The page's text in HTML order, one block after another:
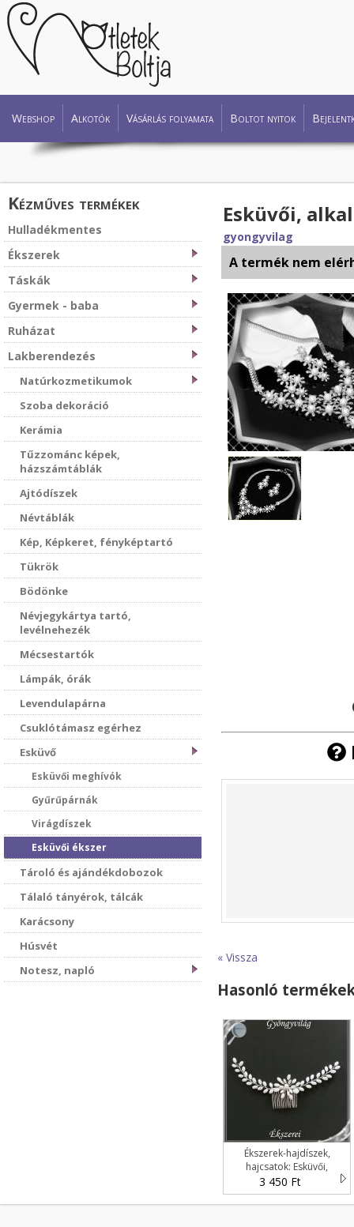
Webshop Alkotók Vásárlás folyamata Boltot nyitok
Kézműves termékek
Hulladékmentes
Ékszerek
Táskák
Gyermek - baba
Ruházat
Lakberendezés
Natúrkozmetikumok
Szoba dekoráció
Kerámia
Tűzzománc képek,
házszámtáblák
Ajtódíszek
Névtáblák
Kép, Képkeret, fényképtartó
Tükrök
Bödönke
Névjegykártya tartó,
levélnehezék
Mécsestartók
Lámpák, órák
Levendulapárna
Csuklótámasz egérhez
Esküvő
Esküvői meghívók
Gyűrűpárnák
Virágdíszek
Esküvői ékszer
Tároló és ajándékdobozok
Tálaló tányérok, tálcák
Karácsony
Húsvét
Notesz, napló
Esküvői,
gyongyvilag
A termék nem
« Vissza
Hasonló
Ékszerek-hajdíszek,
hajcsatok: Esküvői,
menyasszonyi, alkalmi
hajdísz S-H-FÉ24e.
3 450 Ft